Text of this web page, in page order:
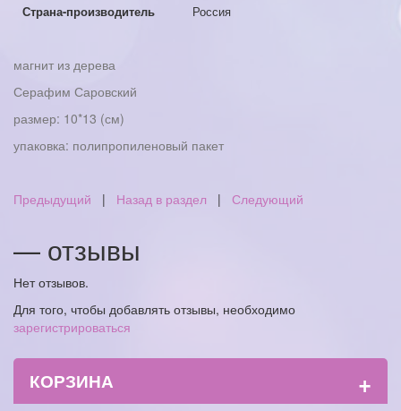
Страна-производитель Россия
магнит из дерева
Серафим Саровский
размер: 10*13 (см)
упаковка: полипропиленовый пакет
Предыдущий | Назад в раздел | Следующий
— отзывы
Нет отзывов.
Для того, чтобы добавлять отзывы, необходимо
зарегистрироваться
КОРЗИНА +